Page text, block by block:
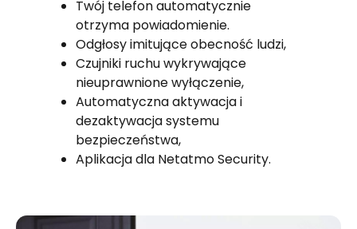
Twój telefon automatycznie
otrzyma powiadomienie.
Odgłosy imitujące obecność ludzi,
Czujniki ruchu wykrywające
nieuprawnione wyłączenie,
Automatyczna aktywacja i
dezaktywacja systemu
bezpieczeństwa,
Aplikacja dla Netatmo Security.